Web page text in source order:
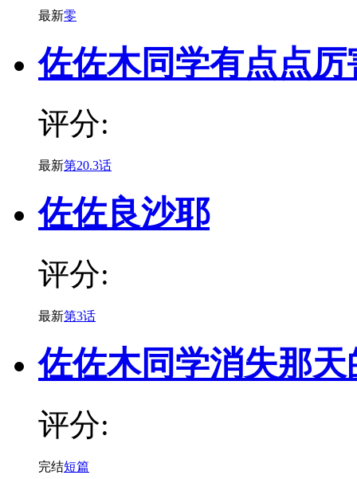
最新零
佐佐木同学有点点厉
评分:
最新第20.3话
佐佐良沙耶
评分:
最新第3话
佐佐木同学消失那天
评分:
完结短篇